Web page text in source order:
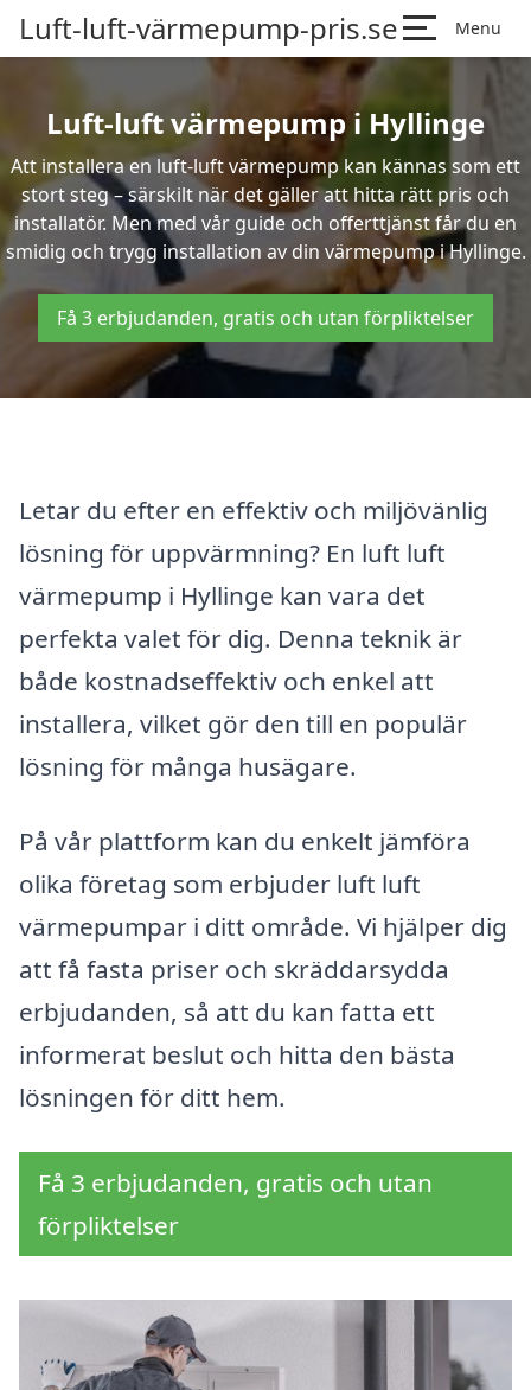
Luft-luft-värmepump-pris.se Menu
Luft-luft värmepump i Hyllinge
Att installera en luft-luft värmepump kan kännas som ett
stort steg – särskilt när det gäller att hitta rätt pris och
installatör. Men med vår guide och offerttjänst får du en
smidig och trygg installation av din värmepump i Hyllinge.
Få 3 erbjudanden, gratis och utan förpliktelser
Letar du efter en effektiv och miljövänlig
lösning för uppvärmning? En luft luft
värmepump i Hyllinge kan vara det
perfekta valet för dig. Denna teknik är
både kostnadseffektiv och enkel att
installera, vilket gör den till en populär
lösning för många husägare.
På vår plattform kan du enkelt jämföra
olika företag som erbjuder luft luft
värmepumpar i ditt område. Vi hjälper dig
att få fasta priser och skräddarsydda
erbjudanden, så att du kan fatta ett
informerat beslut och hitta den bästa
lösningen för ditt hem.
Få 3 erbjudanden, gratis och utan
förpliktelser